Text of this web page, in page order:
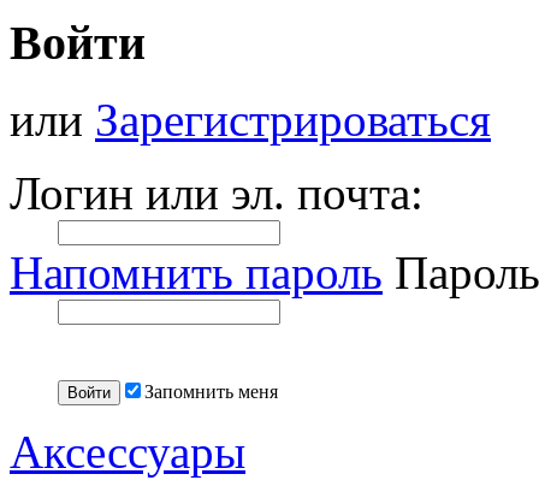
Войти
или Зарегистрироваться
Логин или эл. почта:
Напомнить пароль
Запомнить меня
Аксессуары